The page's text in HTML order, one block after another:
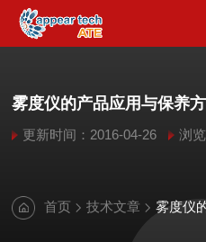
雾度仪的产品应用与保养
更新时间：2016-04-26 浏
首页 技术文章 雾度仪